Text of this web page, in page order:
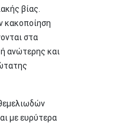
βίας.
κακοποίηση
στα
ανώτερης και
με ευρύτερα